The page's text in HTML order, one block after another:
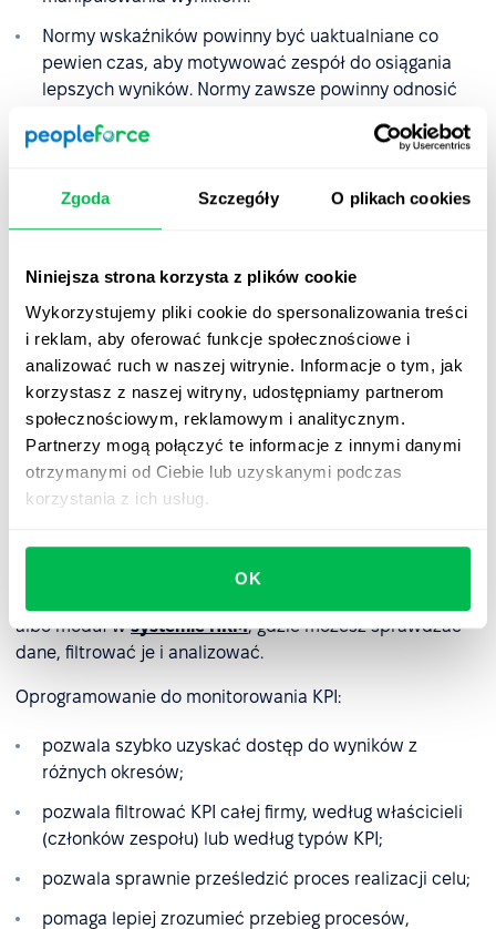
Zgoda Szczegóły O plikach cookies
Niniejsza strona korzysta z plików cookie
Wykorzystujemy pliki cookie do spersonalizowania treści
i reklam, aby oferować funkcje społecznościowe i
analizować ruch w naszej witrynie. Informacje o tym, jak
korzystasz z naszej witryny, udostępniamy partnerom
społecznościowym, reklamowym i analitycznym.
Partnerzy mogą połączyć te informacje z innymi danymi
otrzymanymi od Ciebie lub uzyskanymi podczas
korzystania z ich usług.
OK
Normy wskaźników powinny być uaktualniane co
pewien czas, aby motywować zespół do osiągania
lepszych wyników. Normy zawsze powinny odnosić
Dobieramy takie wskaźniki, na których wynik mamy
efekty naszych starań.
zaznajomieni z metodologią KPI, znać swoje metryki i
umieć je śledzić.
Jakie są korzyści z używania
oprogramowania KPI
KPI to metodologia, która świetnie wspiera strategiczne
zarządzanie firmą. Kiedy już dobierzesz odpowiednie
wszystkie skutecznie śledzić. I tu z pomocą przychodzi
odpowiednie oprogramowanie. Może być to osobna
albo moduł wsystemie HRM, gdzie możesz sprawdzać
dane, filtrować je i analizować.
Oprogramowanie do monitorowania KPI:
pozwala szybko uzyskać dostęp do wyników z
różnych okresów;
pozwala filtrować KPI całej firmy, według właścicieli
(członków zespołu) lub według typów KPI;
pozwala sprawnie prześledzić proces realizacji celu;
pomaga lepiej zrozumieć przebieg procesów,